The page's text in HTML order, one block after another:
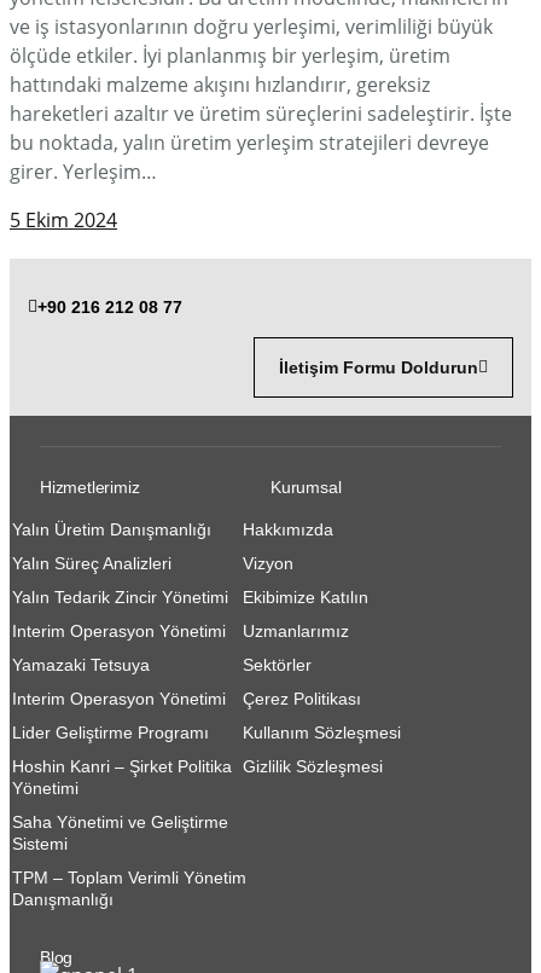
ve iş istasyonlarının doğru yerleşimi, verimliliği büyük
ölçüde etkiler. İyi planlanmış bir yerleşim, üretim
hattındaki malzeme akışını hızlandırır, gereksiz
hareketleri azaltır ve üretim süreçlerini sadeleştirir. İşte
bu noktada, yalın üretim yerleşim stratejileri devreye
girer. Yerleşim…
5 Ekim 2024
+90 216 212 08 77
İletişim Formu Doldurun
Hizmetlerimiz
Yalın Üretim Danışmanlığı
Yalın Süreç Analizleri
Yalın Tedarik Zincir Yönetimi
Interim Operasyon Yönetimi
Yamazaki Tetsuya
Interim Operasyon Yönetimi
Lider Geliştirme Programı
Hoshin Kanri – Şirket Politika
Yönetimi
Saha Yönetimi ve Geliştirme
Sistemi
TPM – Toplam Verimli Yönetim
Danışmanlığı
Kurumsal
Hakkımızda
Vizyon
Ekibimize Katılın
Uzmanlarımız
Sektörler
Çerez Politikası
Kullanım Sözleşmesi
Gizlilik Sözleşmesi
Blog